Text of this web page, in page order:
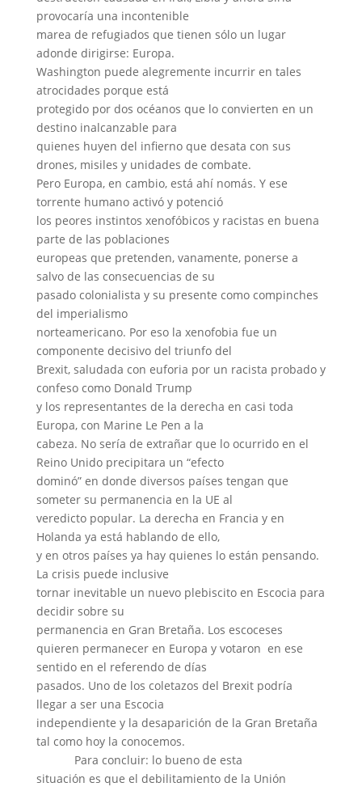
provocaría una incontenible
marea de refugiados que tienen sólo un lugar
adonde dirigirse: Europa.
Washington puede alegremente incurrir en tales
atrocidades porque está
protegido por dos océanos que lo convierten en un
destino inalcanzable para
quienes huyen del infierno que desata con sus
drones, misiles y unidades de combate.
Pero Europa, en cambio, está ahí nomás. Y ese
torrente humano activó y potenció
los peores instintos xenofóbicos y racistas en buena
parte de las poblaciones
europeas que pretenden, vanamente, ponerse a
salvo de las consecuencias de su
pasado colonialista y su presente como compinches
del imperialismo
norteamericano. Por eso la xenofobia fue un
componente decisivo del triunfo del
Brexit, saludada con euforia por un racista probado y
confeso como Donald Trump
y los representantes de la derecha en casi toda
Europa, con Marine Le Pen a la
cabeza. No sería de extrañar que lo ocurrido en el
Reino Unido precipitara un “efecto
dominó” en donde diversos países tengan que
someter su permanencia en la UE al
veredicto popular. La derecha en Francia y en
Holanda ya está hablando de ello,
y en otros países ya hay quienes lo están pensando.
La crisis puede inclusive
tornar inevitable un nuevo plebiscito en Escocia para
decidir sobre su
permanencia en Gran Bretaña. Los escoceses
quieren permanecer en Europa y votaron en ese
sentido en el referendo de días
pasados. Uno de los coletazos del Brexit podría
llegar a ser una Escocia
independiente y la desaparición de la Gran Bretaña
tal como hoy la conocemos.
Para concluir: lo bueno de esta
situación es que el debilitamiento de la Unión